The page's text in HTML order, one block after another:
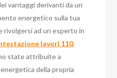
vantaggi derivanti da un
energetico sulla tua
rivolgersi ad un esperto in
lavori 110,
state attribuite a
della propria